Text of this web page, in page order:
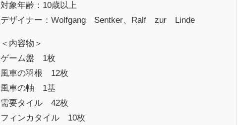
対象年齢：10歳以上
デザイナー：Wolfgang Sentker、Ralf zur Linde
＜内容物＞
ゲーム盤 1枚
風車の羽根 12枚
風車の軸 1基
需要タイル 42枚
フィンカタイル 10枚